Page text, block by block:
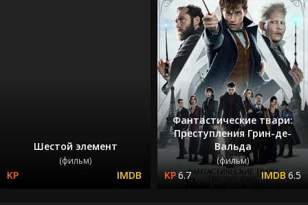
Шестой элемент
(фильм)
Фантастические твари:
Преступления Грин-де-
Вальда
(фильм)
6.7 6.5